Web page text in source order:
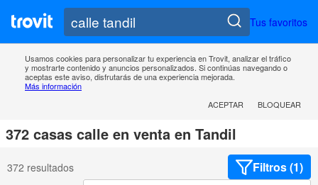
Tus favoritos
Usamos cookies para personalizar tu experiencia en Trovit, analizar el tráfico
y mostrarte contenido y anuncios personalizados. Si continúas navegando o
aceptas este aviso, disfrutarás de una experiencia mejorada.
Más información
ACEPTAR
BLOQUEAR
372 casas calle en venta en Tandil
372 resultados Filtros (1)